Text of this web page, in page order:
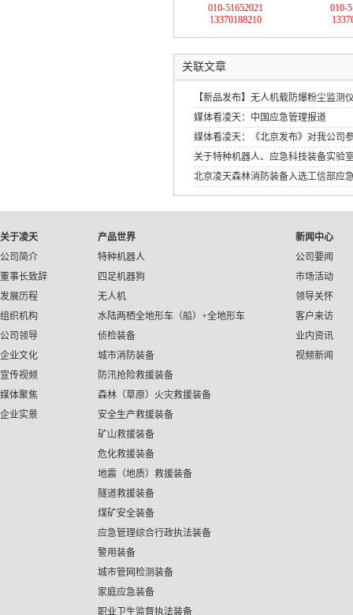
智慧云V0.4
010-51652021
13370188210
智
010-
关联文章
【新品发布】无人机载防爆粉尘监测
媒体看凌天：中国应急管理报道
媒体看凌天：《北京发布》对我公司
关于特种机器人、应急科技装备实验
北京凌天森林消防装备入选工信部应
应急装备应用试点示范工程》
关于凌天
公司简介
董事长致辞
发展历程
组织机构
公司领导
企业文化
宣传视频
媒体聚焦
企业实景
产品世界
特种机器人
四足机器狗
无人机
水陆两栖全地形车（船）+全地形车
侦检装备
城市消防装备
防汛抢险救援装备
森林（草原）火灾救援装备
安全生产救援装备
矿山救援装备
危化救援装备
地震（地质）救援装备
隧道救援装备
煤矿安全装备
应急管理综合行政执法装备
警用装备
城市管网检测装备
家庭应急装备
职业卫生监督执法装备
新闻中心
公司要闻
市场活动
领导关怀
客户来访
业内资讯
视频新闻